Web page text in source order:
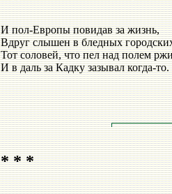
И пол-Европы повидав за жизнь,
Вдруг слышен в бледных
Тот соловей, что пел над полем
И в даль за Кадку зазывал когда-то.
* * *